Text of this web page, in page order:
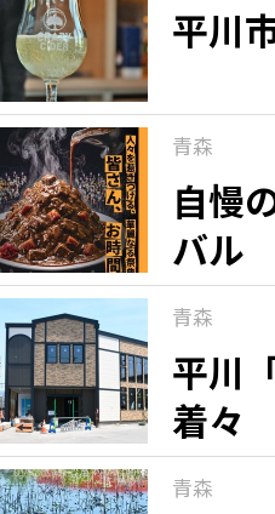
平川
青森
自慢
バル
青森
平川
着々
青森